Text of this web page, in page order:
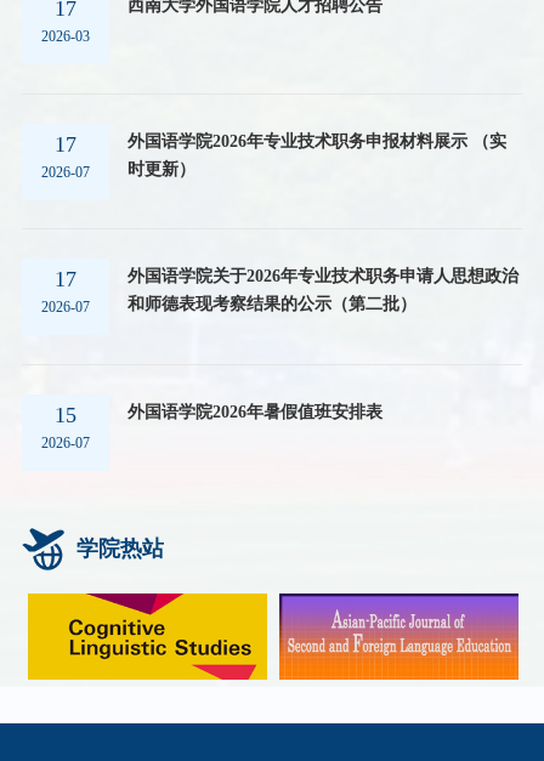
17
2026-03
西南大学外国语学院人才招聘公告
17
2026-07
外国语学院2026年专业技术职务申报材料展示 （实
时更新）
17
2026-07
外国语学院关于2026年专业技术职务申请人思想政治
和师德表现考察结果的公示（第二批）
15
2026-07
外国语学院2026年暑假值班安排表
学院热站